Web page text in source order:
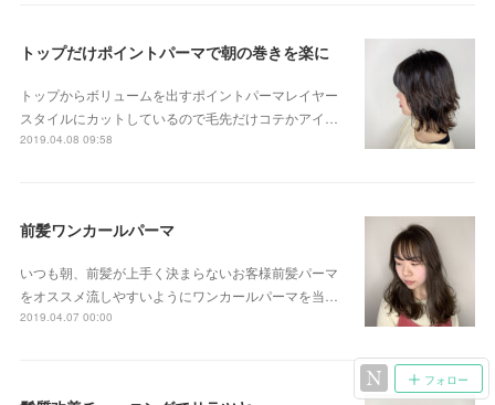
トップだけポイントパーマで朝の巻きを楽に
トップからボリュームを出すポイントパーマレイヤー
スタイルにカットしているので毛先だけコテかアイ…
2019.04.08 09:58
前髪ワンカールパーマ
いつも朝、前髪が上手く決まらないお客様前髪パーマ
をオススメ流しやすいようにワンカールパーマを当…
2019.04.07 00:00
フォロー